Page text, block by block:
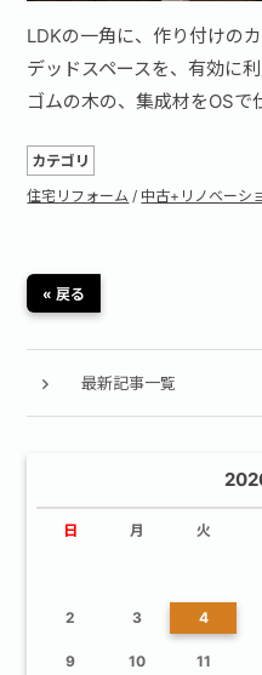
LDKの一角に、作り付けの
デッドスペースを、有効に
ゴムの木の、集成材をOSで
カテゴリ
住宅リフォーム / 中古+リノベーシ
« 戻る
最新記事一覧
日 月 火
2 3 4
9 10 11